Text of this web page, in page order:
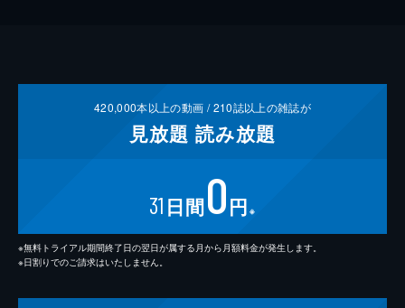
420,000本以上の動画 /210誌以上の雑誌が
見放題 読み放題
31 日間0円 ※
※無料トライアル期間終了日の翌日が属する月から月額料金が発生します。
※日割りでのご請求はいたしません。